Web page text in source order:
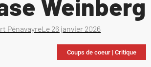
Weinberg
PénavayreLe 26 janvier 2026
Coups de coeur | Critique